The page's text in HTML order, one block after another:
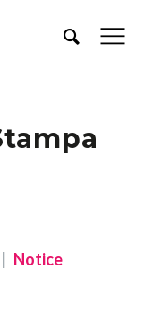
Notice